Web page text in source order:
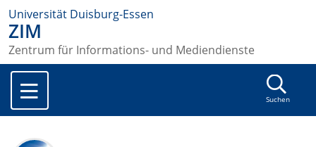
Universität Duisburg-Essen
ZIM
Zentrum für Informations- und Mediendienste
Suchen